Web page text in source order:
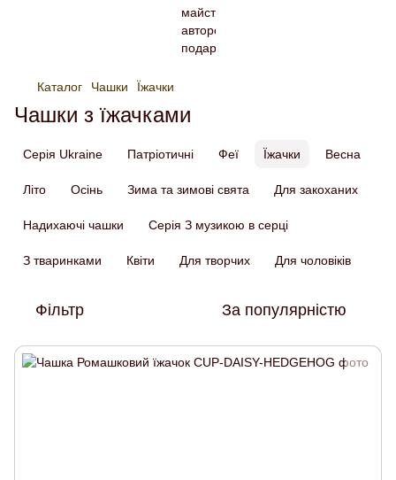
Каталог Чашки Їжачки
Чашки з їжачками
Серія Ukraine Патріотичні Феї Їжачки Весна
Літо Осінь Зима та зимові свята Для закоханих
Надихаючі чашки Серія З музикою в серці
З тваринками Квіти Для творчих Для чоловіків
Фільтр За популярністю